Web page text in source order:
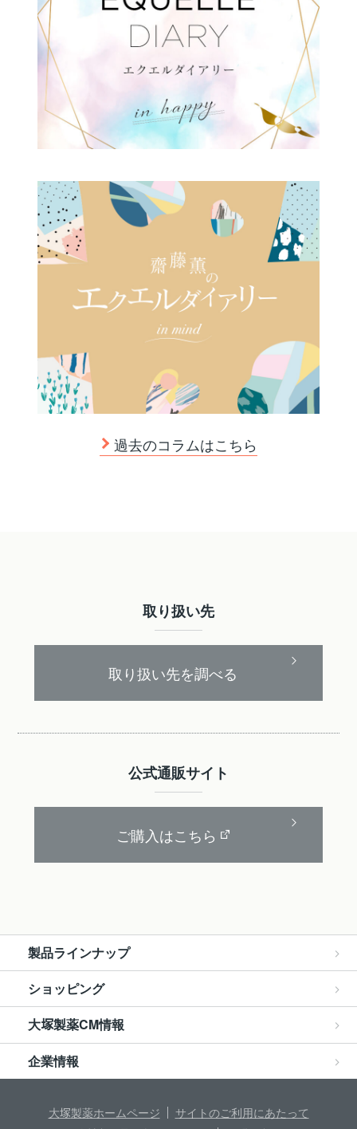
過去のコラムはこちら
取り扱い先
取り扱い先を調べる
公式通販サイト
ご購入はこちら
製品ラインナップ
ショッピング
大塚製薬CM情報
企業情報
大塚製薬ホームページ
サイトのご利用にあたって